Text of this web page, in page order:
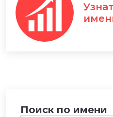
Поиск по имени